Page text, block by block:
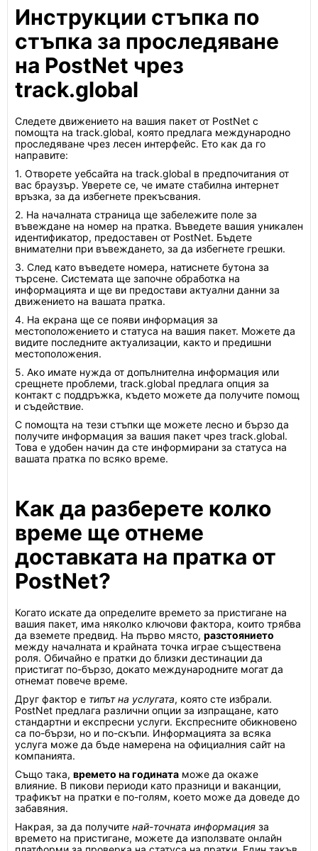
Инструкции стъпка по
стъпка за проследяване
на PostNet чрез
track.global
Следете движението на вашия пакет от PostNet с
помощта на track.global, която предлага международно
проследяване чрез лесен интерфейс. Ето как да го
направите:
1. Отворете уебсайта на track.global в предпочитания от
вас браузър. Уверете се, че имате стабилна интернет
връзка, за да избегнете прекъсвания.
2. На началната страница ще забележите поле за
въвеждане на номер на пратка. Въведете вашия уникален
идентификатор, предоставен от PostNet. Бъдете
внимателни при въвеждането, за да избегнете грешки.
3. След като въведете номера, натиснете бутона за
търсене. Системата ще започне обработка на
информацията и ще ви предостави актуални данни за
движението на вашата пратка.
4. На екрана ще се появи информация за
местоположението и статуса на вашия пакет. Можете да
видите последните актуализации, както и предишни
местоположения.
5. Ако имате нужда от допълнителна информация или
срещнете проблеми, track.global предлага опция за
контакт с поддръжка, където можете да получите помощ
и съдействие.
С помощта на тези стъпки ще можете лесно и бързо да
получите информация за вашия пакет чрез track.global.
Това е удобен начин да сте информирани за статуса на
вашата пратка по всяко време.
Как да разберете колко
време ще отнеме
доставката на пратка от
PostNet?
Когато искате да определите времето за пристигане на
вашия пакет, има няколко ключови фактора, които трябва
да вземете предвид. На първо място, разстоянието
между началната и крайната точка играе съществена
роля. Обичайно е пратки до близки дестинации да
пристигат по-бързо, докато международните могат да
отнемат повече време.
Друг фактор е типът на услугата, която сте избрали.
PostNet предлага различни опции за изпращане, като
стандартни и експресни услуги. Експресните обикновено
са по-бързи, но и по-скъпи. Информацията за всяка
услуга може да бъде намерена на официалния сайт на
компанията.
Също така, времето на годината може да окаже
влияние. В пикови периоди като празници и ваканции,
трафикът на пратки е по-голям, което може да доведе до
забавяния.
Накрая, за да получите най-точната информация за
времето на пристигане, можете да използвате онлайн